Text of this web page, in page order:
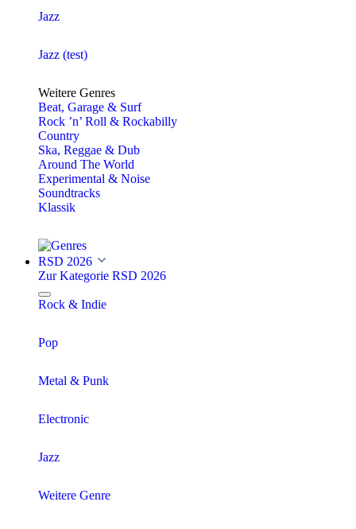
Jazz
Jazz (test)
Weitere Genres
Beat, Garage & Surf
Rock ’n’ Roll & Rockabilly
Country
Ska, Reggae & Dub
Around The World
Experimental & Noise
Soundtracks
Klassik
RSD 2026
Zur Kategorie RSD 2026
Rock & Indie
Pop
Metal & Punk
Electronic
Jazz
Weitere Genre